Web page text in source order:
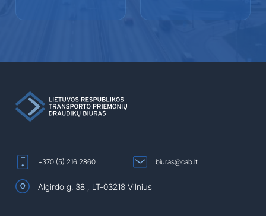
+370 (5) 216 2860 biuras@cab.lt
Algirdo g. 38 , LT-03218 Vilnius